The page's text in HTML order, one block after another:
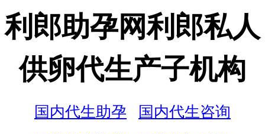
利郎助孕网利郎私人
供卵代生产子机构
国内代生助孕
国内代生咨询